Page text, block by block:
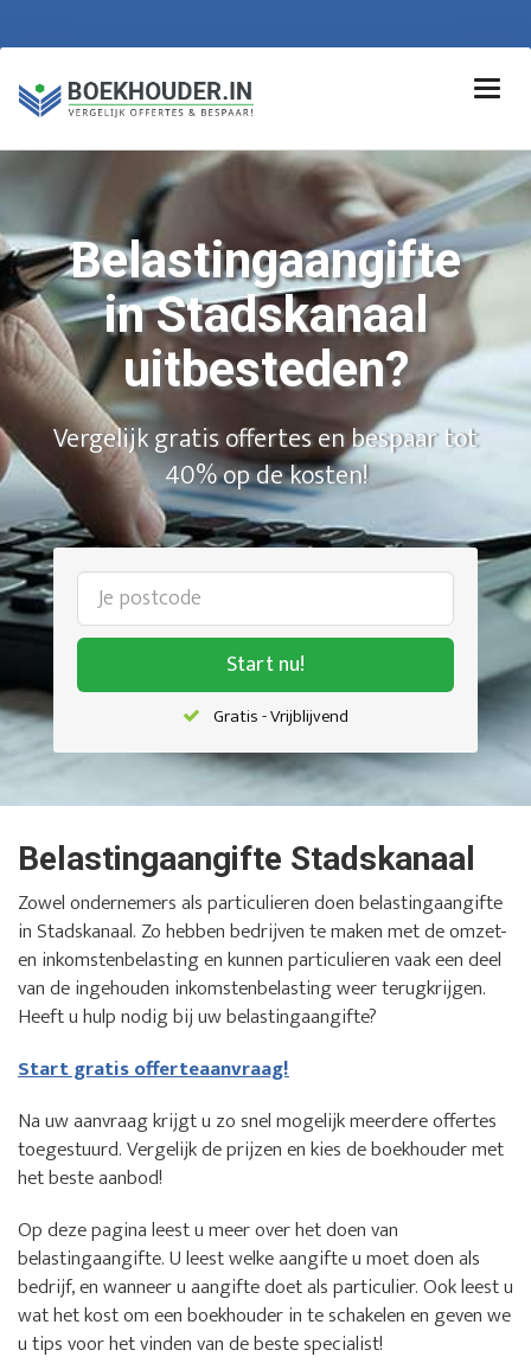
Belastingaangifte
in Stadskanaal
uitbesteden?
Vergelijk gratis offertes en bespaar tot
40% op de kosten!
Start nu!
Gratis - Vrijblijvend
Belastingaangifte Stadskanaal
Zowel ondernemers als particulieren doen belastingaangifte
in Stadskanaal. Zo hebben bedrijven te maken met de omzet-
en inkomstenbelasting en kunnen particulieren vaak een deel
van de ingehouden inkomstenbelasting weer terugkrijgen.
Heeft u hulp nodig bij uw belastingaangifte?
Start gratis offerteaanvraag!
Na uw aanvraag krijgt u zo snel mogelijk meerdere offertes
toegestuurd. Vergelijk de prijzen en kies de boekhouder met
het beste aanbod!
Op deze pagina leest u meer over het doen van
belastingaangifte. U leest welke aangifte u moet doen als
bedrijf, en wanneer u aangifte doet als particulier. Ook leest u
wat het kost om een boekhouder in te schakelen en geven we
u tips voor het vinden van de beste specialist!